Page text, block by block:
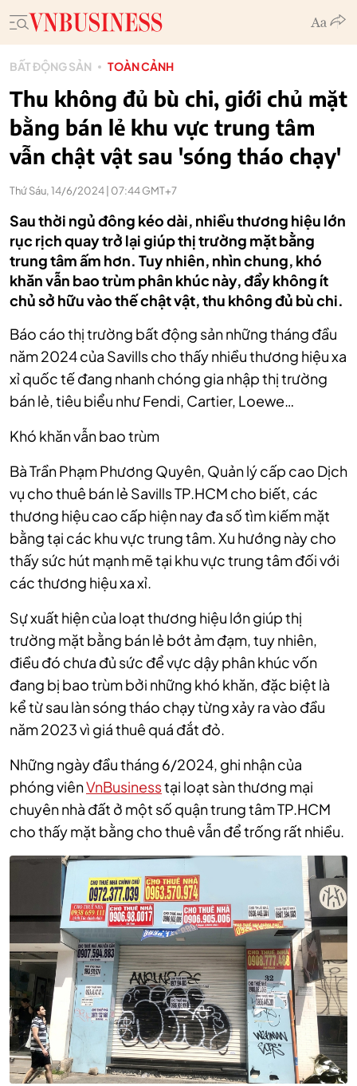
BẤT ĐỘNG SẢN TOÀN CẢNH
Thu không đủ bù chi, giới chủ mặt
bằng bán lẻ khu vực trung tâm
vẫn chật vật sau 'sóng tháo chạy'
Thứ Sáu, 14/6/2024 | 07:44 GMT+7
Sau thời ngủ đông kéo dài, nhiều thương hiệu lớn
rục rịch quay trở lại giúp thị trường mặt bằng
trung tâm ấm hơn. Tuy nhiên, nhìn chung, khó
khăn vẫn bao trùm phân khúc này, đẩy không ít
chủ sở hữu vào thế chật vật, thu không đủ bù chi.
Báo cáo thị trường bất động sản những tháng đầu
năm 2024 của Savills cho thấy nhiều thương hiệu xa
xỉ quốc tế đang nhanh chóng gia nhập thị trường
bán lẻ, tiêu biểu như Fendi, Cartier, Loewe…
Khó khăn vẫn bao trùm
Bà Trần Phạm Phương Quyên, Quản lý cấp cao Dịch
vụ cho thuê bán lẻ Savills TP.HCM cho biết, các
thương hiệu cao cấp hiện nay đa số tìm kiếm mặt
bằng tại các khu vực trung tâm. Xu hướng này cho
thấy sức hút mạnh mẽ tại khu vực trung tâm đối với
các thương hiệu xa xỉ.
Sự xuất hiện của loạt thương hiệu lớn giúp thị
trường mặt bằng bán lẻ bớt ảm đạm, tuy nhiên,
điều đó chưa đủ sức để vực dậy phân khúc vốn
đang bị bao trùm bởi những khó khăn, đặc biệt là
kể từ sau làn sóng tháo chạy từng xảy ra vào đầu
năm 2023 vì giá thuê quá đắt đỏ.
Những ngày đầu tháng 6/2024, ghi nhận của
phóng viênVnBusinesstại loạt sàn thương mại
chuyên nhà đất ở một số quận trung tâm TP.HCM
cho thấy mặt bằng cho thuê vẫn để trống rất nhiều.